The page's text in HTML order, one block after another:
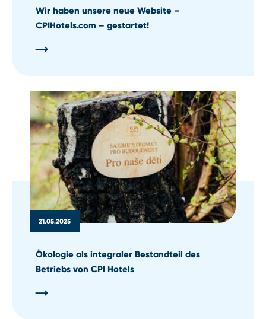
Wir haben unsere neue Website –
CPIHotels.com – gestartet!
21.05.2025
Ökologie als integraler Bestandteil des
Betriebs von CPI Hotels